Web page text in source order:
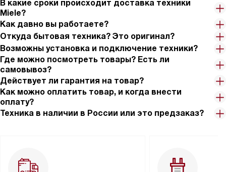
В какие сроки происходит доставка техники
Miele?
Как давно вы работаете?
Откуда бытовая техника? Это оригинал?
Возможны установка и подключение техники?
Где можно посмотреть товары? Есть ли
самовывоз?
Действует ли гарантия на товар?
Как можно оплатить товар, и когда внести
оплату?
Техника в наличии в России или это предзаказ?